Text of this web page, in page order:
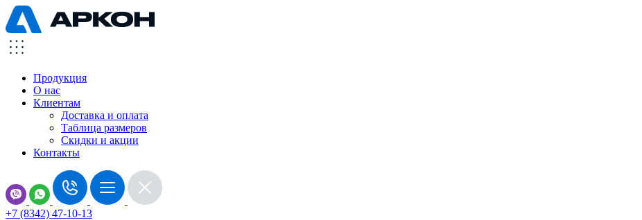
Продукция
О нас
Клиентам
Доставка и оплата
Таблица размеров
Скидки и акции
Контакты
+7 (8342) 47-10-13